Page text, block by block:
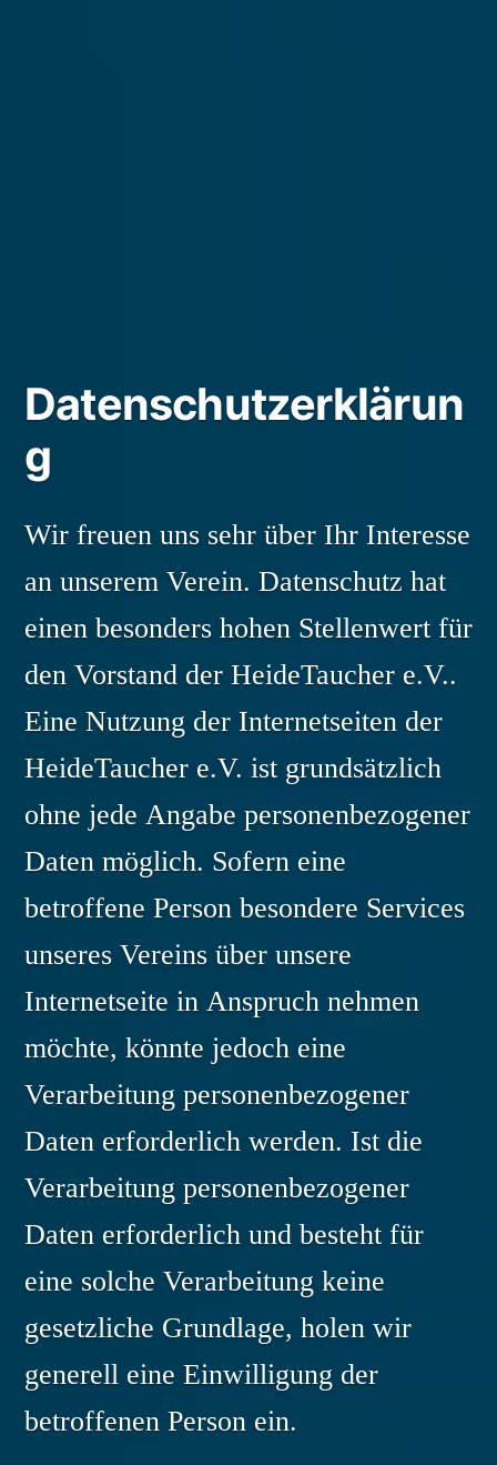
Datenschutzerklärun
g
Wir freuen uns sehr über Ihr Interesse
an unserem Verein. Datenschutz hat
einen besonders hohen Stellenwert für
den Vorstand der HeideTaucher e.V..
Eine Nutzung der Internetseiten der
HeideTaucher e.V. ist grundsätzlich
ohne jede Angabe personenbezogener
Daten möglich. Sofern eine
betroffene Person besondere Services
unseres Vereins über unsere
Internetseite in Anspruch nehmen
möchte, könnte jedoch eine
Verarbeitung personenbezogener
Daten erforderlich werden. Ist die
Verarbeitung personenbezogener
Daten erforderlich und besteht für
eine solche Verarbeitung keine
gesetzliche Grundlage, holen wir
generell eine Einwilligung der
betroffenen Person ein.